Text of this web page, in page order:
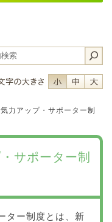
フォントサイ
フォン
力アップ・サポーター制
サポーター制
ター制度とは、新